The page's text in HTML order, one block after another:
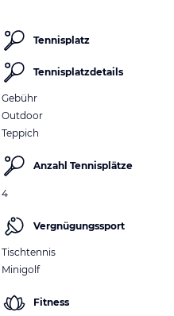
Tennisplatz
Tennisplatzdetails
Gebühr
Outdoor
Teppich
Anzahl Tennisplätze
4
Vergnügungssport
Tischtennis
Minigolf
Fitness